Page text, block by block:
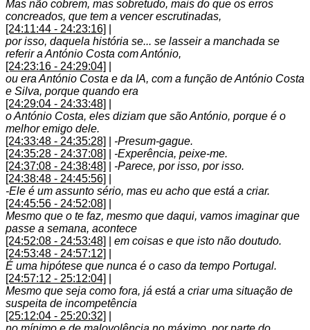
Mas não cobrem, mas sobretudo, mais do que os erros
concreados, que tem a vencer escrutinadas,
[24:11:44 - 24:23:16]
por isso, daquela história se... se lasseir a manchada se
referir a António Costa com António,
[24:23:16 - 24:29:04]
ou era António Costa e da IA, com a função de António Costa
e Silva, porque quando era
[24:29:04 - 24:33:48]
o António Costa, eles diziam que são António, porque é o
melhor emigo dele.
[24:33:48 - 24:35:28]
-Presum-gague.
[24:35:28 - 24:37:08]
-Experência, peixe-me.
[24:37:08 - 24:38:48]
-Parece, por isso, por isso.
[24:38:48 - 24:45:56]
-Ele é um assunto sério, mas eu acho que está a criar.
[24:45:56 - 24:52:08]
Mesmo que o te faz, mesmo que daqui, vamos imaginar que
passe a semana, acontece
[24:52:08 - 24:53:48]
em coisas e que isto não doutudo.
[24:53:48 - 24:57:12]
É uma hipótese que nunca é o caso da tempo Portugal.
[24:57:12 - 25:12:04]
Mesmo que seja como fora, já está a criar uma situação de
suspeita de incompetência
[25:12:04 - 25:20:32]